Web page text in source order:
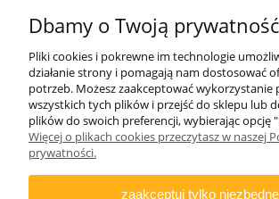
ZAMAWIANIE
Dbamy o Twoją prywatność
Pliki cookies i pokrewne im technologie
działanie strony i pomagają nam dostosować
potrzeb. Możesz zaakceptować wykorzystanie
wszystkich tych plików i przejść do sklepu lub
plików do swoich preferencji, wybierając opcję
Więcej o plikach cookies przeczytasz w naszej
prywatności.
zaakceptuj tylko niezbędne